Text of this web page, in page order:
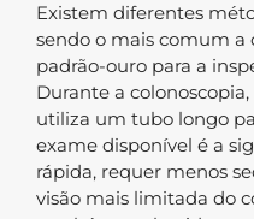
Existem diferentes
sendo o mais comum a
padrão-ouro para a
Durante a
utiliza um tubo longo
exame disponível é a
rápida, requer menos
visão mais limitada do